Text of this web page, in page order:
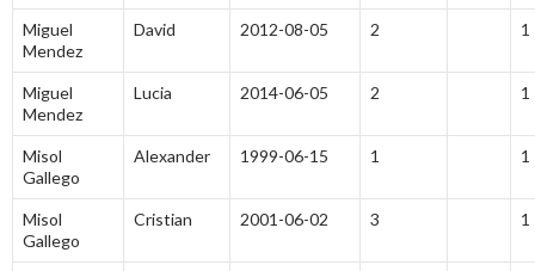
Miguel
Mendez
David 2012-08-05 2 1
Miguel
Mendez
Lucia 2014-06-05 2 1
Misol
Gallego
Alexander 1999-06-15 1 1
Misol
Gallego
Cristian 2001-06-02 3 1